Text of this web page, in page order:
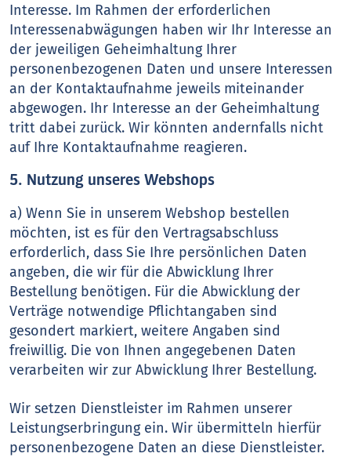
Interesse. Im Rahmen der erforderlichen
Interessenabwägungen haben wir Ihr Interesse an
der jeweiligen Geheimhaltung Ihrer
personenbezogenen Daten und unsere Interessen
an der Kontaktaufnahme jeweils miteinander
abgewogen. Ihr Interesse an der Geheimhaltung
tritt dabei zurück. Wir könnten andernfalls nicht
auf Ihre Kontaktaufnahme reagieren.
5. Nutzung unseres Webshops
a) Wenn Sie in unserem Webshop bestellen
möchten, ist es für den Vertragsabschluss
erforderlich, dass Sie Ihre persönlichen Daten
angeben, die wir für die Abwicklung Ihrer
Bestellung benötigen. Für die Abwicklung der
Verträge notwendige Pflichtangaben sind
gesondert markiert, weitere Angaben sind
freiwillig. Die von Ihnen angegebenen Daten
verarbeiten wir zur Abwicklung Ihrer Bestellung.
Wir setzen Dienstleister im Rahmen unserer
Leistungserbringung ein. Wir übermitteln hierfür
personenbezogene Daten an diese Dienstleister.